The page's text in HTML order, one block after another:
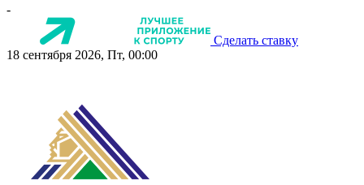
-
Сделать ставку
18 сентября 2026, Пт, 00:00